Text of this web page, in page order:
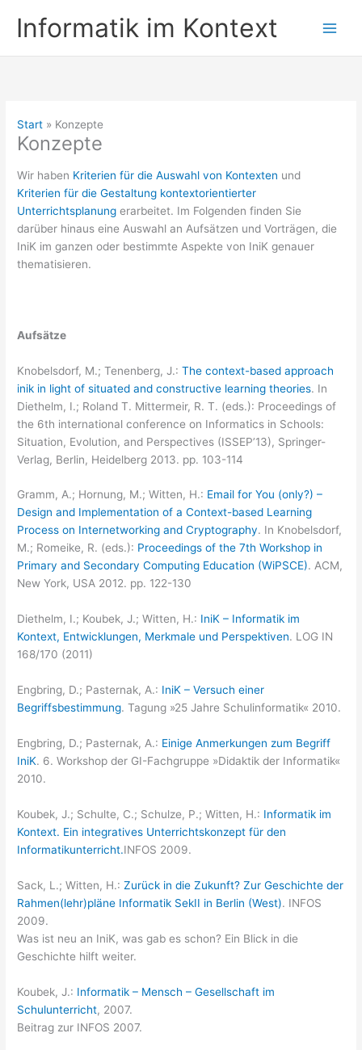
InhaltInformatik im Kontext
Start Konzepte
Konzepte
Wir haben Kriterien für die Auswahl von Kontexten und
Kriterien für die Gestaltung kontextorientierter
Unterrichtsplanung erarbeitet. Im Folgenden finden Sie
darüber hinaus eine Auswahl an Aufsätzen und Vorträgen, die
IniK im ganzen oder bestimmte Aspekte von IniK genauer
thematisieren.
Aufsätze
Knobelsdorf, M.; Tenenberg, J.:The context-based approach
inik in light of situated and constructive learning theories. In
Diethelm, I.; Roland T. Mittermeir, R. T. (eds.): Proceedings of
the 6th international conference on Informatics in Schools:
Situation, Evolution, and Perspectives (ISSEP’13), Springer-
Verlag, Berlin, Heidelberg 2013. pp. 103-114
Gramm, A.; Hornung, M.; Witten, H.: Email for You (only?) –
Design and Implementation of a Context-based Learning
Process on Internetworking and Cryptography. In Knobelsdorf,
M.; Romeike, R. (eds.): Proceedings of the 7th Workshop in
Primary and Secondary Computing Education (WiPSCE). ACM,
New York, USA 2012. pp. 122-130
Diethelm, I.; Koubek, J.; Witten, H.: IniK – Informatik im
Kontext, Entwicklungen, Merkmale und Perspektiven. LOG IN
168/170 (2011)
Engbring, D.; Pasternak, A.: IniK – Versuch einer
Begriffsbestimmung. Tagung »25 Jahre Schulinformatik« 2010.
Engbring, D.; Pasternak, A.: Einige Anmerkungen zum Begriff
IniK. 6. Workshop der GI-Fachgruppe »Didaktik der Informatik«
2010.
Koubek, J.; Schulte, C.; Schulze, P.; Witten, H.: Informatik im
Kontext. Ein integratives Unterrichtskonzept für den
Informatikunterricht.INFOS 2009.
Sack, L.; Witten, H.:Zurück in die Zukunft? Zur Geschichte der
Rahmen(lehr)pläne Informatik SekII in Berlin (West). INFOS
2009.
Was ist neu an IniK, was gab es schon? Ein Blick in die
Geschichte hilft weiter.
Koubek, J.: Informatik – Mensch – Gesellschaft im
Schulunterricht, 2007.
Beitrag zur INFOS 2007.